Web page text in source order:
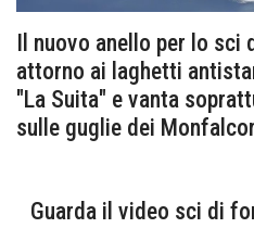
Il nuovo anello per lo sci
attorno ai laghetti
"La Suita" e vanta
sulle guglie dei
Guarda il video sci di